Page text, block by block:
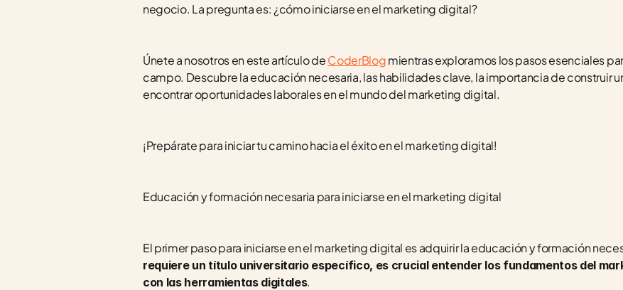
negocio. La pregunta es: ¿cómo iniciarse en el marketing digital?
Únete a nosotros en este artículo de CoderBlog mientras exploramos los pasos esenciales
campo. Descubre la educación necesaria, las habilidades clave, la importancia de construir
encontrar oportunidades laborales en el mundo del marketing digital.
¡Prepárate para iniciar tu camino hacia el éxito en el marketing digital!
Educación y formación necesaria para iniciarse en el marketing digital
El primer paso para iniciarse en el marketing digital es adquirir la educación y formación
requiere un título universitario específico, es crucial entender los fundamentos del
con las herramientas digitales.